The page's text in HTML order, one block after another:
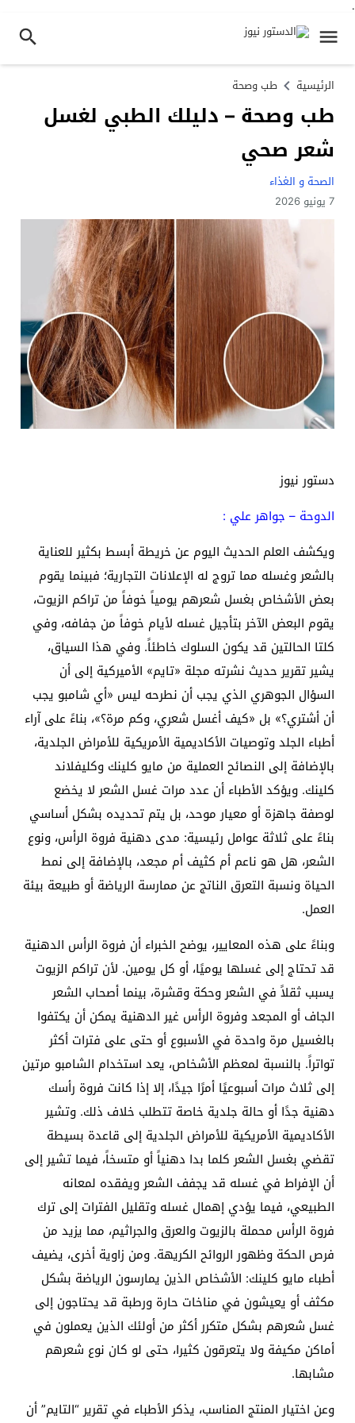
.
الرئيسية طب وصحة
طب وصحة – دليلك الطبي لغسل
شعر صحي
الصحة و الغذاء
7 يونيو 2026
دستور نيوز
الدوحة – جواهر علي :
ويكشف العلم الحديث اليوم عن خريطة أبسط بكثير للعناية
بالشعر وغسله مما تروج له الإعلانات التجارية؛ فبينما يقوم
بعض الأشخاص بغسل شعرهم يومياً خوفاً من تراكم الزيوت،
يقوم البعض الآخر بتأجيل غسله لأيام خوفاً من جفافه، وفي
كلتا الحالتين قد يكون السلوك خاطئاً. وفي هذا السياق،
يشير تقرير حديث نشرته مجلة «تايم» الأميركية إلى أن
السؤال الجوهري الذي يجب أن نطرحه ليس «أي شامبو يجب
أن أشتري؟» بل «كيف أغسل شعري، وكم مرة؟»، بناءً على آراء
أطباء الجلد وتوصيات الأكاديمية الأمريكية للأمراض الجلدية،
بالإضافة إلى النصائح العملية من مايو كلينك وكليفلاند
كلينك. ويؤكد الأطباء أن عدد مرات غسل الشعر لا يخضع
لوصفة جاهزة أو معيار موحد، بل يتم تحديده بشكل أساسي
بناءً على ثلاثة عوامل رئيسية: مدى دهنية فروة الرأس، ونوع
الشعر، هل هو ناعم أم كثيف أم مجعد، بالإضافة إلى نمط
الحياة ونسبة التعرق الناتج عن ممارسة الرياضة أو طبيعة بيئة
العمل.
وبناءً على هذه المعايير، يوضح الخبراء أن فروة الرأس الدهنية
قد تحتاج إلى غسلها يوميًا، أو كل يومين. لأن تراكم الزيوت
يسبب ثقلاً في الشعر وحكة وقشرة، بينما أصحاب الشعر
الجاف أو المجعد وفروة الرأس غير الدهنية يمكن أن يكتفوا
بالغسيل مرة واحدة في الأسبوع أو حتى على فترات أكثر
تواتراً. بالنسبة لمعظم الأشخاص، يعد استخدام الشامبو مرتين
إلى ثلاث مرات أسبوعيًا أمرًا جيدًا، إلا إذا كانت فروة رأسك
دهنية جدًا أو حالة جلدية خاصة تتطلب خلاف ذلك. وتشير
الأكاديمية الأمريكية للأمراض الجلدية إلى قاعدة بسيطة
تقضي بغسل الشعر كلما بدا دهنياً أو متسخاً، فيما تشير إلى
أن الإفراط في غسله قد يجفف الشعر ويفقده لمعانه
الطبيعي، فيما يؤدي إهمال غسله وتقليل الفترات إلى ترك
فروة الرأس محملة بالزيوت والعرق والجراثيم، مما يزيد من
فرص الحكة وظهور الروائح الكريهة. ومن زاوية أخرى، يضيف
أطباء مايو كلينك: الأشخاص الذين يمارسون الرياضة بشكل
مكثف أو يعيشون في مناخات حارة ورطبة قد يحتاجون إلى
غسل شعرهم بشكل متكرر أكثر من أولئك الذين يعملون في
أماكن مكيفة ولا يتعرقون كثيرا، حتى لو كان نوع شعرهم
مشابها.
وعن اختيار المنتج المناسب، يذكر الأطباء في تقرير “التايم” أن